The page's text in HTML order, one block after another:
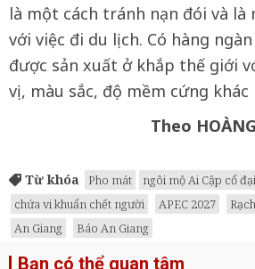
là một cách tránh nạn đói và là
với việc đi du lịch. Có hàng
được sản xuất ở khắp thế giới
vị, màu sắc, độ mềm cứng khác
Theo
Từ khóa Pho mát
ngôi mộ Ai Cập cổ đại
chứa vi khuẩn chết người
APEC 2027
An Giang
Báo An Giang
Bạn có thể quan tâm